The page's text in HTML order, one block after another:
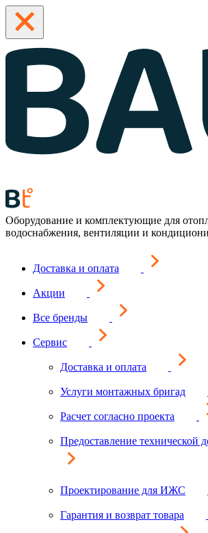
Оборудование и комплектующие для
водоснабжения, вентиляции и
Доставка и оплата
Акции
Все бренды
Сервис
Доставка и оплата
Услуги монтажных бригад
Расчет согласно проекта
Предоставление технической
Проектирование для ИЖС
Гарантия и возврат товара